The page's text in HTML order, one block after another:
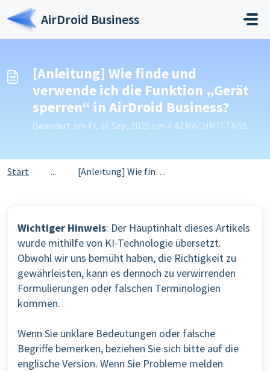
Zum hauptsächlichen Inhalt gehen
AirDroid Business
[Anleitung] Wie finde und
verwende ich die Funktion „Gerät
sperren“ in AirDroid Business?
Geändert am Fr, 26 Sep, 2025 um 4:42 NACHMITTAGS
Start ... [Anleitung] Wie finde und verwende ich die Funktion „Gerä...
Wichtiger Hinweis: Der Hauptinhalt dieses Artikels
wurde mithilfe von KI-Technologie übersetzt.
Obwohl wir uns bemüht haben, die Richtigkeit zu
gewährleisten, kann es dennoch zu verwirrenden
Formulierungen oder falschen Terminologien
kommen.
Wenn Sie unklare Bedeutungen oder falsche
Begriffe bemerken, beziehen Sie sich bitte auf die
englische Version. Wenn Sie Probleme melden